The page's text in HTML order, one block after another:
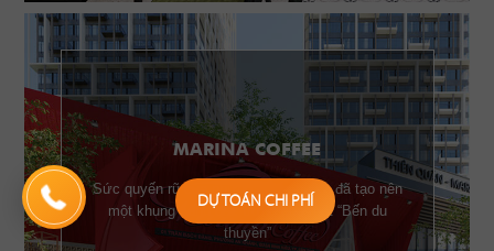
MARINA COFFEE
Sức quyến rũ của những chiếc buồm đã tạo nên
một khung cảnh đặc trưng của một “Bến du
thuyền”
DỰ TOÁN CHI PHÍ